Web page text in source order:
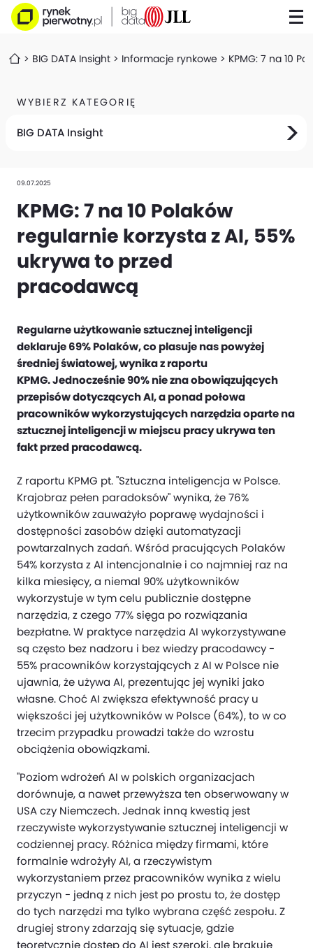
BIG DATA Insight Informacje rynkowe KPMG: 7 na 10
WYBIERZ KATEGORIĘ
BIG DATA Insight
09.07.2025
KPMG: 7 na 10 Polaków
regularnie korzysta z AI, 55%
ukrywa to przed
pracodawcą
Regularne użytkowanie sztucznej inteligencji
deklaruje 69% Polaków, co plasuje nas powyżej
średniej światowej, wynika z raportu
KPMG. Jednocześnie 90% nie zna obowiązujących
przepisów dotyczących AI, a ponad połowa
pracowników wykorzystujących narzędzia oparte na
sztucznej inteligencji w miejscu pracy ukrywa ten
fakt przed pracodawcą.
Z raportu KPMG pt. "Sztuczna inteligencja w Polsce.
Krajobraz pełen paradoksów" wynika, że 76%
użytkowników zauważyło poprawę wydajności i
dostępności zasobów dzięki automatyzacji
powtarzalnych zadań. Wśród pracujących Polaków
54% korzysta z AI intencjonalnie i co najmniej raz na
kilka miesięcy, a niemal 90% użytkowników
wykorzystuje w tym celu publicznie dostępne
narzędzia, z czego 77% sięga po rozwiązania
bezpłatne. W praktyce narzędzia AI wykorzystywane
są często bez nadzoru i bez wiedzy pracodawcy -
55% pracowników korzystających z AI w Polsce nie
ujawnia, że używa AI, prezentując jej wyniki jako
własne. Choć AI zwiększa efektywność pracy u
większości jej użytkowników w Polsce (64%), to w co
trzecim przypadku prowadzi także do wzrostu
obciążenia obowiązkami.
"Poziom wdrożeń AI w polskich organizacjach
dorównuje, a nawet przewyższa ten obserwowany w
USA czy Niemczech. Jednak inną kwestią jest
rzeczywiste wykorzystywanie sztucznej inteligencji w
codziennej pracy. Różnica między firmami, które
formalnie wdrożyły AI, a rzeczywistym
wykorzystaniem przez pracowników wynika z wielu
przyczyn - jedną z nich jest po prostu to, że dostęp
do tych narzędzi ma tylko wybrana część zespołu. Z
drugiej strony zdarzają się sytuacje, gdzie
teoretycznie dostęp do AI jest szeroki, ale brakuje